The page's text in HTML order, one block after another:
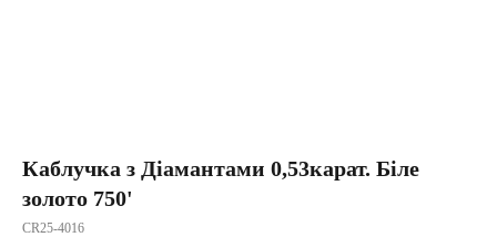
Каблучка з Діамантами 0,53карат. Біле
золото 750'
CR25-4016